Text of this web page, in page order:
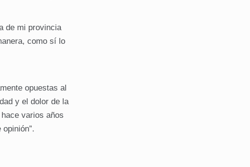
de mi provincia
como sí lo
opuestas al
y el dolor de la
varios años